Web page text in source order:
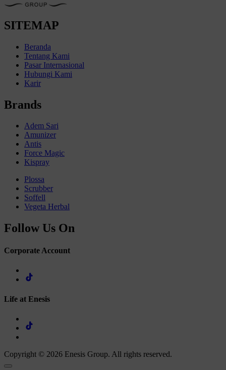
SITEMAP
Beranda
Tentang Kami
Pasar Internasional
Hubungi Kami
Karir
Brands
Adem Sari
Amunizer
Antis
Force Magic
Kispray
Plossa
Scrubber
Soffell
Vegeta Herbal
Follow Us On
Corporate Account
Life at Enesis
Copyright © 2026 Enesis Group. All rights reserved.